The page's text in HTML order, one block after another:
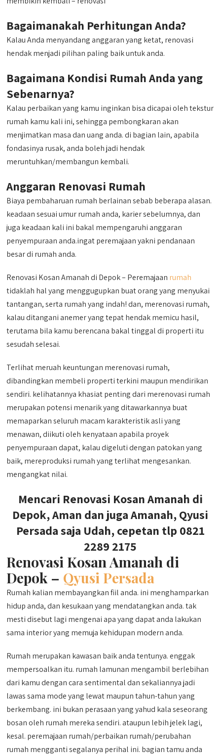
Bagaimanakah Perhitungan Anda?
Kalau Anda menyandang anggaran yang ketat, renovasi
hendak menjadi pilihan paling baik untuk anda.
Bagaimana Kondisi Rumah Anda yang
Sebenarnya?
Kalau perbaikan yang kamu inginkan bisa dicapai oleh tekstur
rumah kamu kali ini, sehingga pembongkaran akan
menjimatkan masa dan uang anda. di bagian lain, apabila
fondasinya rusak, anda boleh jadi hendak
meruntuhkan/membangun kembali.
Anggaran Renovasi Rumah
Biaya pembaharuan rumah berlainan sebab beberapa alasan.
keadaan sesuai umur rumah anda, karier sebelumnya, dan
juga keadaan kali ini bakal mempengaruhi anggaran
penyempuraan anda.ingat peremajaan yakni pendanaan
besar di rumah anda.
Renovasi Kosan Amanah di Depok – Peremajaan rumah
tidaklah hal yang menggugupkan buat orang yang menyukai
tantangan, serta rumah yang indah! dan, merenovasi rumah,
kalau ditangani anemer yang tepat hendak memicu hasil,
terutama bila kamu berencana bakal tinggal di properti itu
sesudah selesai.
Terlihat meruah keuntungan merenovasi rumah,
dibandingkan membeli properti terkini maupun mendirikan
sendiri. kelihatannya khasiat penting dari merenovasi rumah
merupakan potensi menarik yang ditawarkannya buat
memaparkan seluruh macam karakteristik asli yang
menawan, diikuti oleh kenyataan apabila proyek
penyempuraan dapat, kalau digeluti dengan patokan yang
baik, mereproduksi rumah yang terlihat mengesankan.
mengangkat nilai.
Mencari Renovasi Kosan Amanah di
Depok, Aman dan juga Amanah, Qyusi
Persada saja Udah, cepetan tlp 0821
2289 2175
Renovasi Kosan Amanah di
Depok – Qyusi Persada
Rumah kalian membayangkan fiil anda. ini menghamparkan
hidup anda, dan kesukaan yang mendatangkan anda. tak
mesti disebut lagi mengenai apa yang dapat anda lakukan
sama interior yang memuja kehidupan modern anda.
Rumah merupakan kawasan baik anda tentunya. enggak
mempersoalkan itu. rumah lamunan mengambil berlebihan
dari kamu dengan cara sentimental dan sekaliannya jadi
lawas sama mode yang lewat maupun tahun-tahun yang
berkembang. ini bukan perasaan yang yahud kala seseorang
bosan oleh rumah mereka sendiri. ataupun lebih jelek lagi,
kesal. peremajaan rumah/perbaikan rumah/perubahan
rumah mengganti segalanya perihal ini. bagian tamu anda